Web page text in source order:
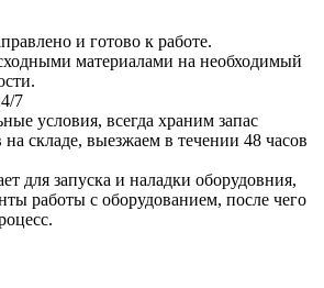
и готово к работе.
материалами на необходимый
7
условия, всегда храним запас
складе, выезжаем в течении 48 часов
для запуска и наладки оборудовния,
работы с оборудованием, после чего